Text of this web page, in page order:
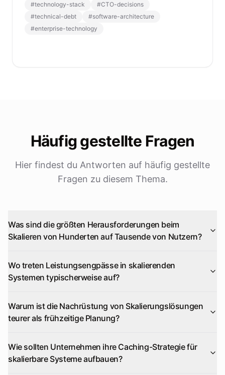
#technology-stack #CTO-decisions
#technical-debt #software-architecture
#enterprise-technology
Häufig gestellte Fragen
Hier findest du Antworten auf häufig gestellte
Fragen zu diesem Thema.
Was sind die größten Herausforderungen beim
Skalieren von Hunderten auf Tausende von Nutzern?
Wo treten Leistungsengpässe in skalierenden
Systemen typischerweise auf?
Warum ist die Nachrüstung von Skalierungslösungen
teurer als frühzeitige Planung?
Wie sollten Unternehmen ihre Caching-Strategie für
skalierbare Systeme aufbauen?